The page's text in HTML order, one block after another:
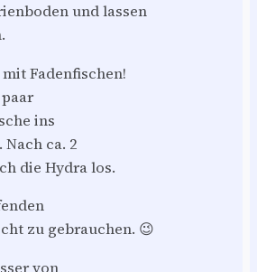
und lassen
Fadenfischen!
ins
ca. 2
die Hydra los.
zu gebrauchen. 😉
von